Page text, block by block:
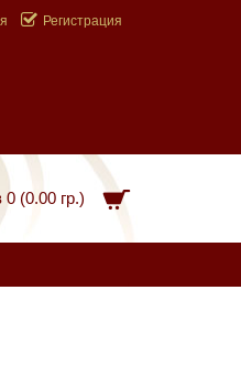
Регистрация
0 (0.00 гр.)